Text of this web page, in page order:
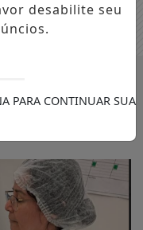
BUSCAR
desabilite seu
PARA CONTINUAR SUA